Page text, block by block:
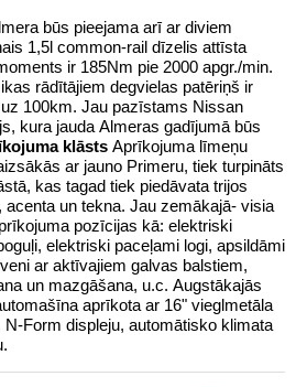
būs pieejama arī ar diviem
1,5l common-rail dīzelis attīsta
ir 185Nm pie 2000 apgr./min.
rādītājiem degvielas patēriņš ir
100km. Jau pazīstams Nissan
kura jauda Almeras gadījumā būs
klāsts
ar jauno Primeru, tiek turpināts
kas tagad tiek piedāvata trijos
un tekna. Jau zemākajā- visia
pozīcijas kā: elektriski
elektriski paceļami logi, apsildāmi
ar aktīvajiem galvas balstiem,
un mazgāšana, u.c. Augstākajās
aprīkota ar 16" vieglmetāla
Form displeju, automātisko klimata